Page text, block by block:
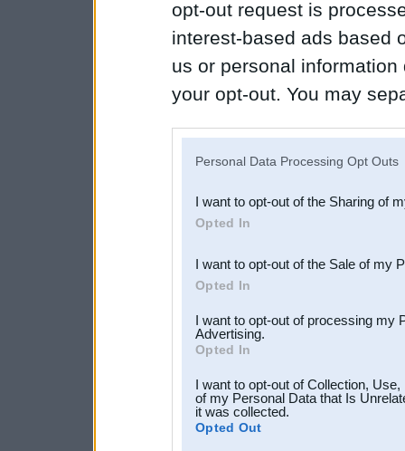
opt-out request is
interest-based ads based
us or personal
your opt-out. You may
Downstream Participants
third parties.
Personal Data Processing Opt Outs
I want to opt-out of the Sharing of
Opted In
I want to opt-out of the Sale of my
Opted In
I want to opt-out of processing my
Advertising.
Opted In
I want to opt-out of Collection,
of my Personal Data that Is
it was collected.
Opted Out